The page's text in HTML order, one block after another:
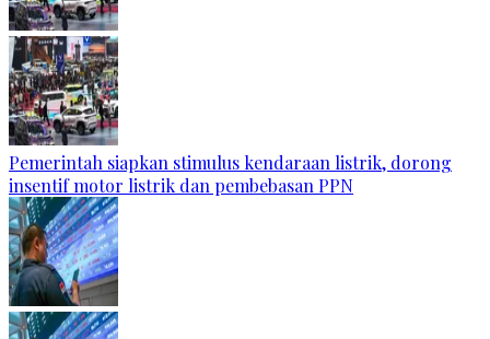
Pemerintah siapkan stimulus kendaraan listrik, dorong
insentif motor listrik dan pembebasan PPN